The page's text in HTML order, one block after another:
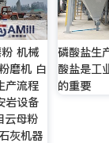
机械
磨机 白
产流程
岩设备
云母粉
灰机器
磷酸盐生
酸盐是工
的重要